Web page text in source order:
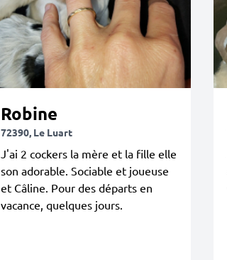
Robine
72390, Le Luart
J'ai 2 cockers la mère et la fille elle
son adorable. Sociable et joueuse
et Câline. Pour des départs en
vacance, quelques jours.